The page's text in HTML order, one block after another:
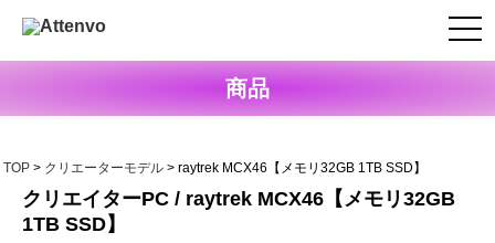
商品
TOP > クリエーターモデル > raytrek MCX46【メモリ32GB 1TB SSD】
クリエイターPC / raytrek MCX46【メモリ32GB
1TB SSD】